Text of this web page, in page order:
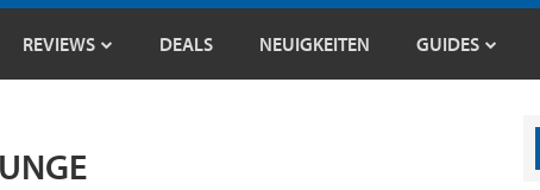
REVIEWS DEALS NEUIGKEITEN GUIDES